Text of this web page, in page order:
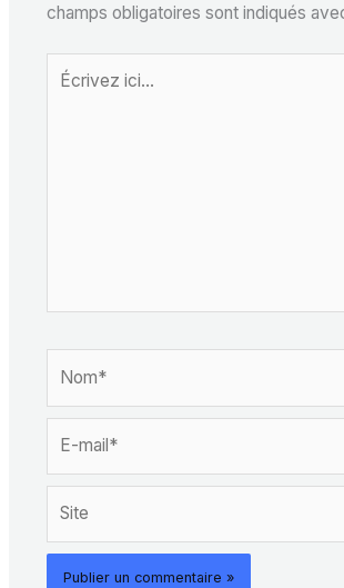
champs obligatoires sont indiqués
Écrivez